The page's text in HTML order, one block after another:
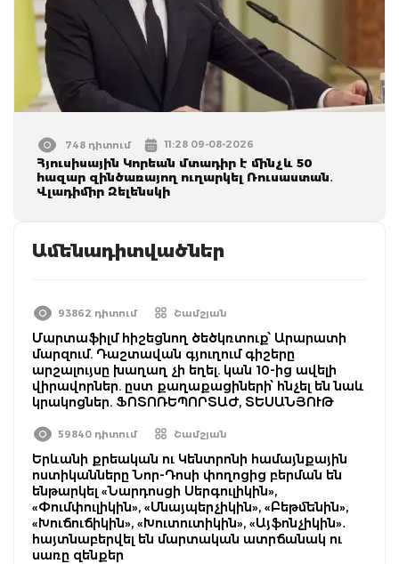
748 դիտում 11:28 09-08-2026
Հյուսիսային Կորեան մտադիր է մինչև 50
հազար զինծառայող ուղարկել Ռուսաստան․
Վլադիմիր Զելենսկի
Ամենադիտվածներ
93862 դիտում Շամշյան
Մարտաֆիլմ հիշեցնող ծեծկռտուք՝ Արարատի
մարզում. Դաշտավան գյուղում գիշերը
արշալույսը խաղաղ չի եղել. կան 10-ից ավելի
վիրավորներ. ըստ քաղաքացիների՝ հնչել են նաև
կրակոցներ. ՖՈՏՈՌԵՊՈՐՏԱԺ, ՏԵՍԱՆՅՈՒԹ
59840 դիտում Շամշյան
Երևանի քրեական ու Կենտրոնի համայնքային
ոստիկանները Նոր-Դոսի փողոցից բերման են
ենթարկել «Նարդոսցի Սերգուլիկին»,
«Փումփուլիկին», «Սնայպերչիկին», «Բեթմենին»,
«Խուճուճիկին», «Խուտուտիկին», «Այֆոնչիկին»․
հայտնաբերվել են մարտական ատրճանակ ու
սառը զենքեր